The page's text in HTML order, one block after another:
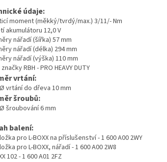
údaje:
moment (měkký/tvrdý/max.) 3/11/- Nm
akumulátoru 12,0 V
nářadí (šířka) 57 mm
nářadí (délka) 294 mm
nářadí (výška) 110 mm
RBH - PRO HEAVY DUTY
vrtání:
vrtání do dřeva 10 mm
šroubů:
šroubování 6 mm
balení:
pro L-BOXX na příslušenství - 1 600 A00 2WY
pro L-BOXX, nářadí - 1 600 A00 2W8
102 - 1 600 A01 2FZ